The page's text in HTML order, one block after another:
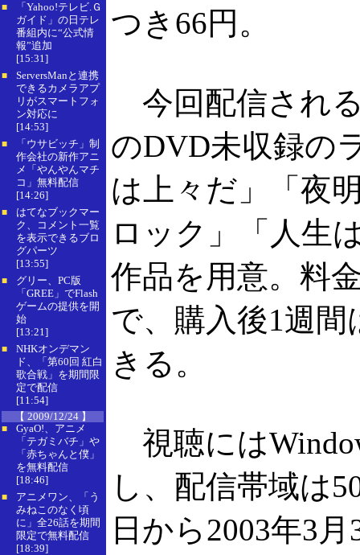
■
「Yahoo!テレビ.Ｇ
ガイド」の日テレ
番組内に“公式情
報”追加
[15:31]
■
ServersManと連携
できるカメラアプ
リがスマートフォ
ン対応に
[14:53]
■
「ウサビッチ」制
作会社の新作アニ
メ「やんやんマチ
コ」無料配信
[14:26]
■
はてなブックマー
ク、コメント一覧
を表示できるブロ
グパーツ
[13:55]
■
グリー、PC版
「GREE」でFlash
ゲームの提供を開
始
[13:21]
■
NHKオンデマン
ド、「第60回 紅白
歌合戦」を期間限
定で配信
[11:54]
【 2009/12/24 】
■
GyaO!、アニメ
「テガミバチ」や
「赤ちゃんと僕」
を無料配信
[18:46]
■
アニメワン、「う
みねこのなく頃
に」全26話を期間
限定で無料配信
[18:39]
つき66円。
今回配信され
のDVD未収録の
は上々だ」「夜
ロック」「人生
作品を用意。料
で、購入後1週
きる。
視聴には
し、配信帯域は
日から2003年3